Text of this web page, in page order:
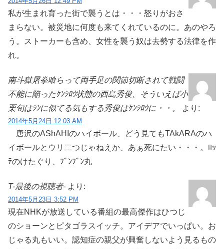
私が生まれ育った街で襲うとは・・・怒りがおさ
まらない。被災地に何度も来てくれているのに。あのやろ
う。ストーカーも含め、女性を襲う奴は去勢する法律を作
れ。
南斗獄屠拳喰らって両手足の関節切断されて戦闘
不能に陥ったｹﾝｼﾛｳ状態の西島秀俊、そういえば小
栗旬はｼﾝに似てる気もする秀俊はｹﾝｼﾛｳに・・。
より:
2014年5月24日 12:03 AM
唐沢のAShAHIのハイボール、どう見てもTAkARAのハ
イボールとウリ二つじゃねえか、あぁ死にたい・・・。ﾛｯ
ﾃのけたぐり、ﾌﾞﾝﾌﾞﾝ丸
T-最後の視聴者- より:
2014年5月23日 3:52 PM
現在NHKが放送している番組の最高傑作はひつじ
のショーンとピタゴラスイッチ。アイデアでいっぱい。お
じゃる丸もいい。認知症の親父が興奮しないよう見るもの